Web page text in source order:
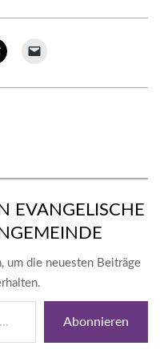
EVANGELISCHE
um die neuesten Beiträge
Abonnieren